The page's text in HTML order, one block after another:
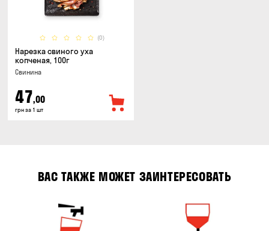
(0)
Нарезка свиного уха
копченая, 100г
Свинина
47,00
грн за 1 шт
ВАС ТАКЖЕ МОЖЕТ ЗАИНТЕРЕСОВАТЬ